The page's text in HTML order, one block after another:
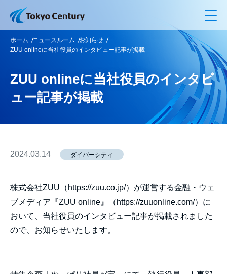
ホーム ニュースルーム
お知らせ
ZUU onlineに当社役員のインタビュー記事が掲載
ZUU onlineに当社役員のインタビ
ュー記事が掲載
2024.03.14 ダイバーシティ
株式会社ZUU（https://zuu.co.jp/）が運営する金融・ウェ
ブメディア『ZUU online』（https://zuuonline.com/）に
おいて、当社役員のインタビュー記事が掲載されました
ので、お知らせいたします。